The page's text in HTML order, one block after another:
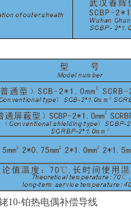
10-铂热电偶补偿导线